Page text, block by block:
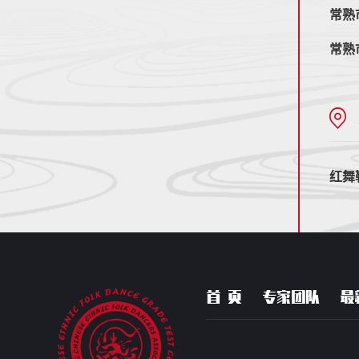
常熟
常熟
红舞
首 页 专家团队 最